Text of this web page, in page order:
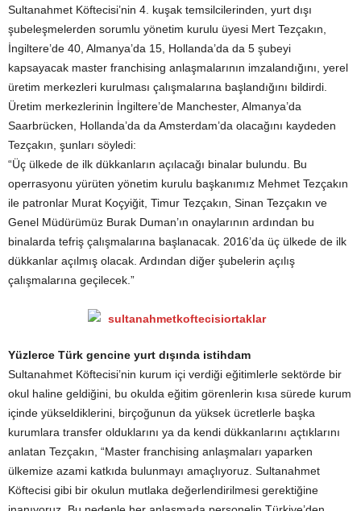
Sultanahmet Köftecisi’nin 4. kuşak temsilcilerinden, yurt dışı
şubeleşmelerden sorumlu yönetim kurulu üyesi Mert Tezçakın,
İngiltere’de 40, Almanya’da 15, Hollanda’da da 5 şubeyi
kapsayacak master franchising anlaşmalarının imzalandığını, yerel
üretim merkezleri kurulması çalışmalarına başlandığını bildirdi.
Üretim merkezlerinin İngiltere’de Manchester, Almanya’da
Saarbrücken, Hollanda’da da Amsterdam’da olacağını kaydeden
Tezçakın, şunları söyledi:
“Üç ülkede de ilk dükkanların açılacağı binalar bulundu. Bu
operrasyonu yürüten yönetim kurulu başkanımız Mehmet Tezçakın
ile patronlar Murat Koçyiğit, Timur Tezçakın, Sinan Tezçakın ve
Genel Müdürümüz Burak Duman’ın onaylarının ardından bu
binalarda tefriş çalışmalarına başlanacak. 2016’da üç ülkede de ilk
dükkanlar açılmış olacak. Ardından diğer şubelerin açılış
çalışmalarına geçilecek.”
Yüzlerce Türk gencine yurt dışında istihdam
Sultanahmet Köftecisi’nin kurum içi verdiği eğitimlerle sektörde bir
okul haline geldiğini, bu okulda eğitim görenlerin kısa sürede kurum
içinde yükseldiklerini, birçoğunun da yüksek ücretlerle başka
kurumlara transfer olduklarını ya da kendi dükkanlarını açtıklarını
anlatan Tezçakın, “Master franchising anlaşmaları yaparken
ülkemize azami katkıda bulunmayı amaçlıyoruz. Sultanahmet
Köftecisi gibi bir okulun mutlaka değerlendirilmesi gerektiğine